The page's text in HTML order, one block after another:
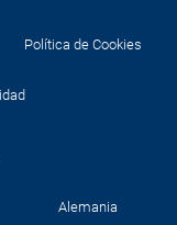
Política de Cookies
Alemania